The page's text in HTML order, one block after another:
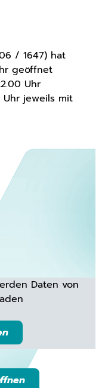
/ 1647) hat
geöffnet
Uhr
jeweils mit
Daten von